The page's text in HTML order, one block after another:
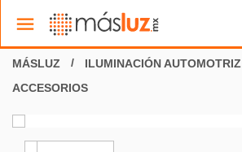
ILUMINACIÓN AUTOMOTRIZ
ACCESORIOS